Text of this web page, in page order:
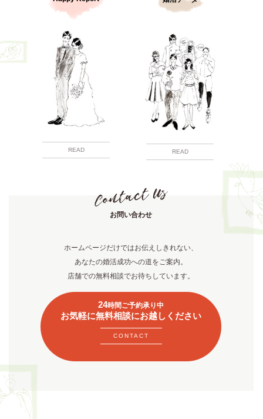
READ READ
お問い合わせ
ホームページだけではお伝えしきれない、
あなたの婚活成功への道をご案内。
店舗での無料相談でお待ちしています。
24時間ご予約承り中
お気軽に無料相談にお越しください
CONTACT